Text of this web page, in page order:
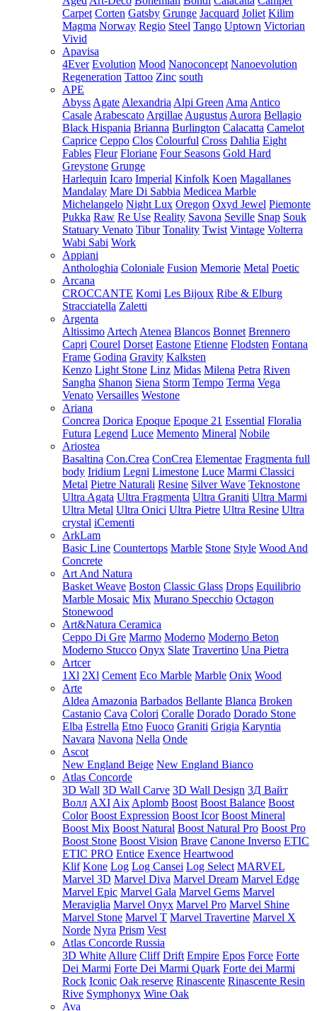
Carpet Corten Gatsby Grunge Jacquard Joliet Kilim
Magma Norway Regio Steel Tango Uptown Victorian
Vivid
Apavisa
4Ever Evolution Mood Nanoconcept Nanoevolution
Regeneration Tattoo Zinc south
APE
Abyss Agate Alexandria Alpi Green Ama Antico
Casale Arabescato Argillae Augustus Aurora Bellagio
Black Hispania Brianna Burlington Calacatta Camelot
Caprice Ceppo Clos Colourful Cross Dahlia Eight
Fables Fleur Floriane Four Seasons Gold Hard
Greystone Grunge
Harlequin Icaro Imperial Kinfolk Koen Magallanes
Mandalay Mare Di Sabbia Medicea Marble
Michelangelo Night Lux Oregon Oxyd Jewel Piemonte
Pukka Raw Re Use Reality Savona Seville Snap Souk
Statuary Venato Tibur Tonality Twist Vintage Volterra
Wabi Sabi Work
Appiani
Anthologhia Coloniale Fusion Memorie Metal Poetic
Arcana
CROCCANTE Komi Les Bijoux Ribe & Elburg
Stracciatella Zaletti
Argenta
Altissimo Artech Atenea Blancos Bonnet Brennero
Capri Courel Dorset Eastone Etienne Flodsten Fontana
Frame Godina Gravity Kalksten
Kenzo Light Stone Linz Midas Milena Petra Riven
Sangha Shanon Siena Storm Tempo Terma Vega
Venato Versailles Westone
Ariana
Concrea Dorica Epoque Epoque 21 Essential Floralia
Futura Legend Luce Memento Mineral Nobile
Ariostea
Basaltina Con.Crea ConCrea Elementae Fragmenta full
body Iridium Legni Limestone Luce Marmi Classici
Metal Pietre Naturali Resine Silver Wave Teknostone
Ultra Agata Ultra Fragmenta Ultra Graniti Ultra Marmi
Ultra Metal Ultra Onici Ultra Pietre Ultra Resine Ultra
crystal iCementi
ArkLam
Basic Line Countertops Marble Stone Style Wood And
Concrete
Art And Natura
Basket Weave Boston Classic Glass Drops Equilibrio
Marble Mosaic Mix Murano Specchio Octagon
Stonewood
Art&Natura Ceramica
Ceppo Di Gre Marmo Moderno Moderno Beton
Moderno Stucco Onyx Slate Travertino Una Pietra
Artcer
1Xl 2Xl Cement Eco Marble Marble Onix Wood
Arte
Aldea Amazonia Barbados Bellante Blanca Broken
Castanio Cava Colori Coralle Dorado Dorado Stone
Elba Estrella Etno Fuoco Graniti Grigia Karyntia
Navara Navona Nella Onde
Ascot
New England Beige New England Bianco
Atlas Concorde
3D Wall 3D Wall Carve 3D Wall Design 3Д Вайт
Волл AXI Aix Aplomb Boost Boost Balance Boost
Color Boost Expression Boost Icor Boost Mineral
Boost Mix Boost Natural Boost Natural Pro Boost Pro
Boost Stone Boost Vision Brave Canone Inverso ETIC
ETIC PRO Entice Exence Heartwood
Klif Kone Log Log Cansei Log Select MARVEL
Marvel 3D Marvel Diva Marvel Dream Marvel Edge
Marvel Epic Marvel Gala Marvel Gems Marvel
Meraviglia Marvel Onyx Marvel Pro Marvel Shine
Marvel Stone Marvel T Marvel Travertine Marvel X
Norde Nyra Prism Vest
Atlas Concorde Russia
3D White Allure Cliff Drift Empire Epos Force Forte
Dei Marmi Forte Dei Marmi Quark Forte dei Marmi
Rock Iconic Oak reserve Rinascente Rinascente Resin
Rive Symphonyx Wine Oak
Ava